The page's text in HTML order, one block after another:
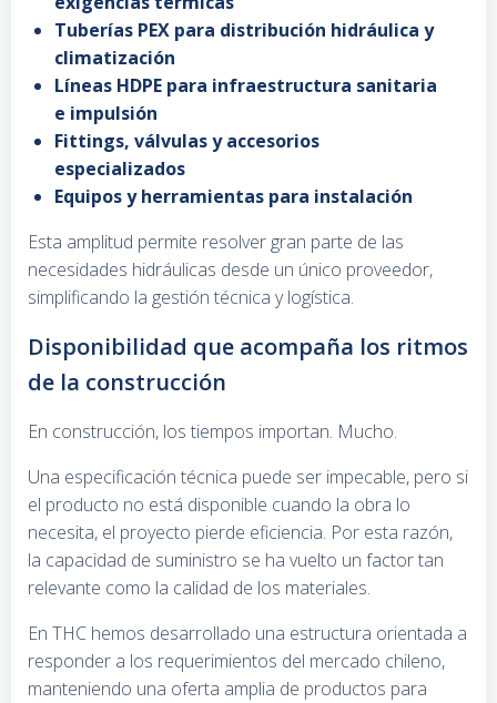
Tuberías PEX para distribución hidráulica y
climatización
Líneas HDPE para infraestructura sanitaria
e impulsión
Fittings, válvulas y accesorios
especializados
Equipos y herramientas para instalación
Esta amplitud permite resolver gran parte de las
necesidades hidráulicas desde un único proveedor,
simplificando la gestión técnica y logística.
Disponibilidad que acompaña los ritmos
de la construcción
En construcción, los tiempos importan. Mucho.
Una especificación técnica puede ser impecable, pero si
el producto no está disponible cuando la obra lo
necesita, el proyecto pierde eficiencia. Por esta razón,
la capacidad de suministro se ha vuelto un factor tan
relevante como la calidad de los materiales.
En THC hemos desarrollado una estructura orientada a
responder a los requerimientos del mercado chileno,
manteniendo una oferta amplia de productos para